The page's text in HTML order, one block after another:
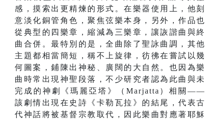
感，摸索出更精煉的形式。在樂器使用上，他刻
意淡化銅管角色，聚焦弦樂本身，另外，作品也
從典型的四樂章，縮減為三樂章，讓詼諧曲與終
曲合併。最特別的是，全曲除了聖詠曲調，其他
主題都相當簡短，稱不上旋律，彷彿在嘗試以幾
何圖案，鋪陳出神秘、廣闊的大自然。也因為樂
曲時常出現神聖段落，不少研究者認為此曲與未
完成的神劇《瑪麗亞塔》（Marjatta）相關——
該劇情出現在史詩《卡勒瓦拉》的結尾，代表古
代神話將被基督宗教取代，因此樂曲對應著耶穌